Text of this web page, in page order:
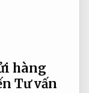
hàng
Tư vấn